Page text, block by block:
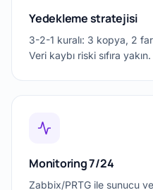
Yedekleme stratejisi
3-2-1 kuralı: 3 kopya, 2
Veri kaybı riski sıfıra yakın.
Monitoring 7/24
Zabbix/PRTG ile sunucu